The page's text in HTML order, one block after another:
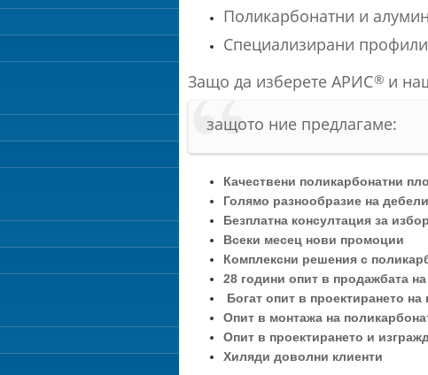
Поликарбонатни и
Специализирани
Защо да изберете АРИС® и
защото ние предлагаме:
Качествени поликарбонатни
Голямо разнообразие на
Безплатна консултация за
Всеки месец нови промоции
Комплексни решения с
28 години опит в продажбата
Богат опит в проектирането
Опит в монтажа на
Опит в проектирането и
Хиляди доволни клиенти